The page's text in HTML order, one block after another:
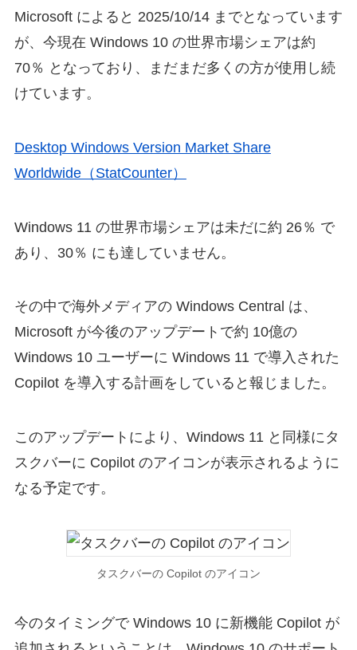
Microsoft によると 2025/10/14 までとなっています
が、今現在 Windows 10 の世界市場シェアは約
70％ となっており、まだまだ多くの方が使用し続
けています。
Desktop Windows Version Market Share
Worldwide（StatCounter）
Windows 11 の世界市場シェアは未だに約 26％ で
あり、30％ にも達していません。
その中で海外メディアの Windows Central は、
Microsoft が今後のアップデートで約 10億の
Windows 10 ユーザーに Windows 11 で導入された
Copilot を導入する計画をしていると報じました。
このアップデートにより、Windows 11 と同様にタ
スクバーに Copilot のアイコンが表示されるように
なる予定です。
タスクバーの Copilot のアイコン
今のタイミングで Windows 10 に新機能 Copilot が